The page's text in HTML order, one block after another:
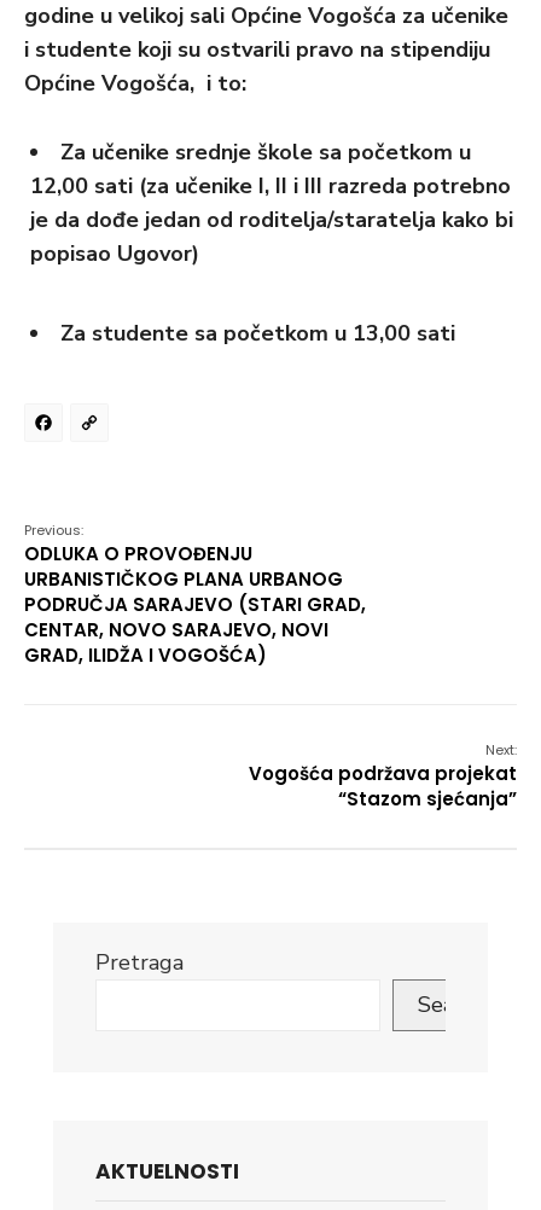
godine u velikoj sali Općine Vogošća za učenike
i studente koji su ostvarili pravo na stipendiju
Općine Vogošća, i to:
Za učenike srednje škole sa početkom u
12,00 sati (za učenike I, II i III razreda potrebno
je da dođe jedan od roditelja/staratelja kako bi
popisao Ugovor)
Za studente sa početkom u 13,00 sati
Facebook
Previous:
ODLUKA O PROVOĐENJU
URBANISTIČKOG PLANA URBANOG
PODRUČJA SARAJEVO (STARI GRAD,
CENTAR, NOVO SARAJEVO, NOVI
GRAD, ILIDŽA I VOGOŠĆA)
Next:
Vogošća podržava projekat
“Stazom sjećanja”
Pretraga
Search
AKTUELNOSTI